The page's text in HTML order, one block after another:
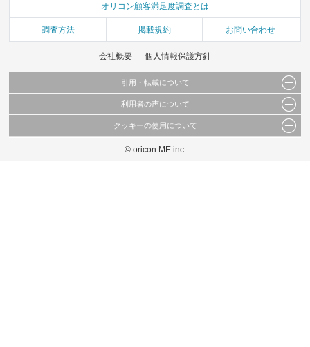
オリコン顧客満足度調査とは
調査方法 掲載規約 お問い合わせ
会社概要 個人情報保護方針
引用・転載について
当サイトで公開されている情報（文字、写真、イラスト、画像データ等）及びこれらの配
これらの情報を権利者の許可なく無断転載・複製などの二次利用を行うことは固く禁じて
利用者の声について
当サイトに掲載している内容はすべてサービスの利用者が提出された見解・感想です。
弊社の見解・ 意見ではないことをご理解いただいた上でご覧ください。
クッキーの使用について
このサイトでは Cookie を使用して、ユーザーに合わせたコンテンツや広告の表示、ソー
© oricon ME inc.